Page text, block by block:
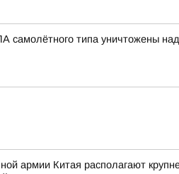
самолётного типа уничтожены
армии Китая располагают